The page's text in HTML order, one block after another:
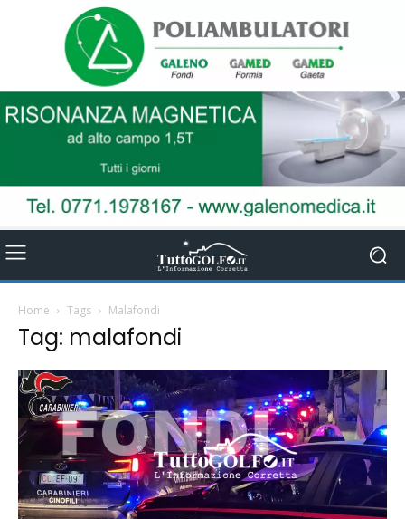
Home Tags Malafondi
Tag: malafondi